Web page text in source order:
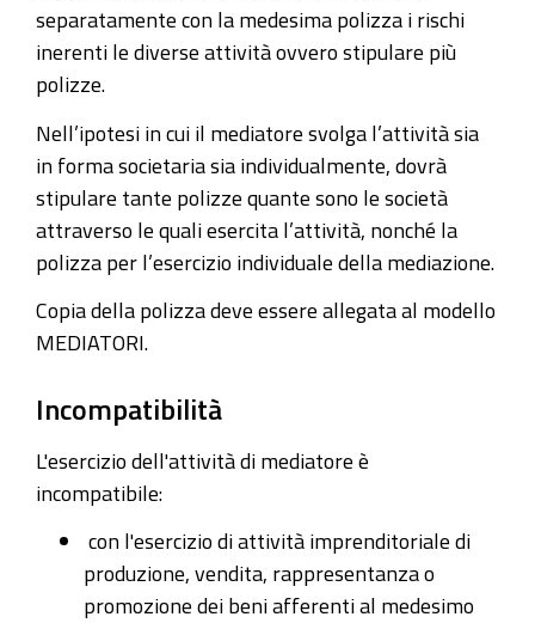
separatamente con la medesima polizza i rischi
inerenti le diverse attività ovvero stipulare più
polizze.
Nell’ipotesi in cui il mediatore svolga l’attività sia
in forma societaria sia individualmente, dovrà
stipulare tante polizze quante sono le società
attraverso le quali esercita l’attività, nonché la
polizza per l’esercizio individuale della mediazione.
Copia della polizza deve essere allegata al modello
MEDIATORI.
Incompatibilità
L'esercizio dell'attività di mediatore è
incompatibile:
con l'esercizio di attività imprenditoriale di
produzione, vendita, rappresentanza o
promozione dei beni afferenti al medesimo